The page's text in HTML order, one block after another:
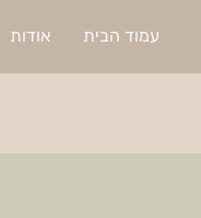
עמוד הבית אודות